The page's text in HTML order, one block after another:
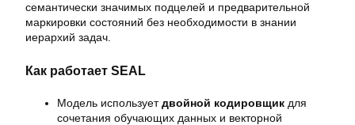
семантически значимых подцелей и предварительной
маркировки состояний без необходимости в знании
иерархий задач.
Как работает SEAL
Модель используетдвойной кодировщик для
сочетания обучающих данных и векторной